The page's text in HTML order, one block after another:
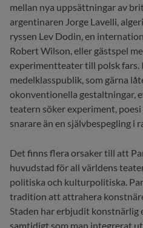
mellan nya uppsättningar av
argentinaren Jorge Lavelli,
ryssen Lev Dodin, en
Robert Wilson, eller gästspel
experimentteater till polsk fars.
medelklasspublik, som gärna
okonventionella gestaltningar,
teatern söker experiment,
snarare än en självbespegling i
Det finns flera orsaker till att
huvudstad för all världens
politiska och kulturpolitiska.
tradition att attrahera
Staden har erbjudit konstnärlig
samtidigt som man integrerat